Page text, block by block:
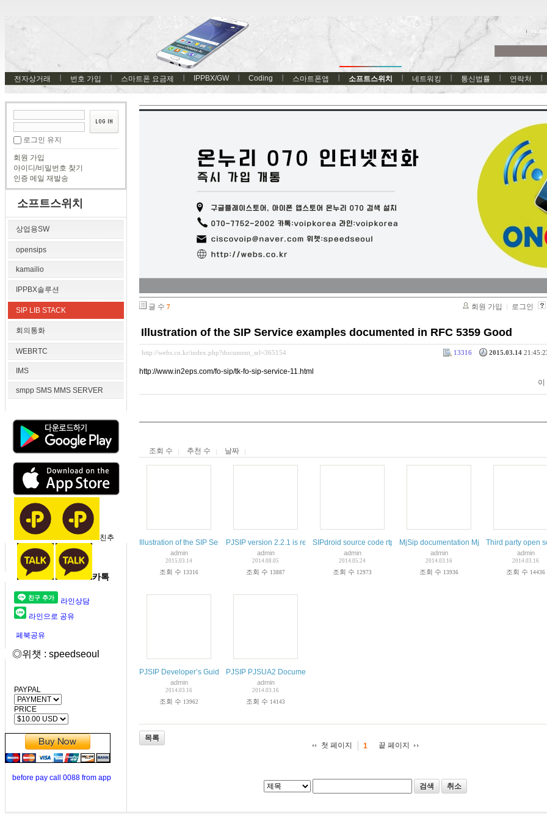
전자상거래 번호 가입 스마트폰 요금제 IPPBX/GW Coding 스마트폰앱 소프트스위치 네트워킹 통신법률 연락처
로그인 유지
회원 가입
아이디/비밀번호 찾기
인증 메일 재발송
소프트스위치
상업용SW
opensips
kamailio
IPPBX솔루션
SIP LIB STACK
회의통화
WEBRTC
IMS
smpp SMS MMS SERVER
친추
카톡
라인상담
라인으로 공유
페북공유
◎위챗 : speedseoul
PAYPAL
PRICE
before pay call 0088 from app
글 수 7 회원 가입 로그인
Illustration of the SIP Service examples documented in RFC 5359 Good
http://webs.co.kr/index.php?document_srl=365154 2015.03.14
13316
http://www.in2eps.com/fo-sip/tk-fo-sip-service-11.html
이
조회 수 추천 수 날짜
Illustration of the SIP Service examples documented in RFC 5359 Good
admin
2015.03.14
조회 수 13316
PJSIP version 2.2.1 is released
admin
2014.08.05
조회 수 13887
SIPdroid source code rtp and Illegal Usage of Sipdroid opensource
admin
2014.05.24
조회 수 12973
MjSip documentation MjSip Tutorials
admin
2014.03.16
조회 수 13936
Third party open
admin
2014.03.16
조회 수 14436
PJSIP Developer’s Guide
admin
2014.03.16
조회 수 13962
PJSIP PJSUA2 Documentation FAQ
admin
2014.03.16
조회 수 14143
목록
첫 페이지
1 끝 페이지
검색 취소